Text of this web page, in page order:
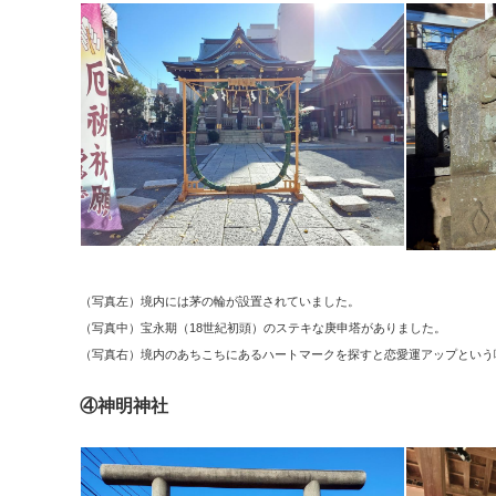
（写真左）境内には茅の輪が設置されていました。
（写真中）宝永期（18世紀初頭）のステキな庚申塔がありました。
（写真右）境内のあちこちにあるハートマークを探すと恋愛運アップとい
④神明神社